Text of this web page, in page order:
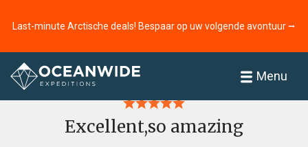
Last-minute Arctische deals! Bespaar op uw volgende avontuur ⭢
Menu
Home
Excellent,so amazing